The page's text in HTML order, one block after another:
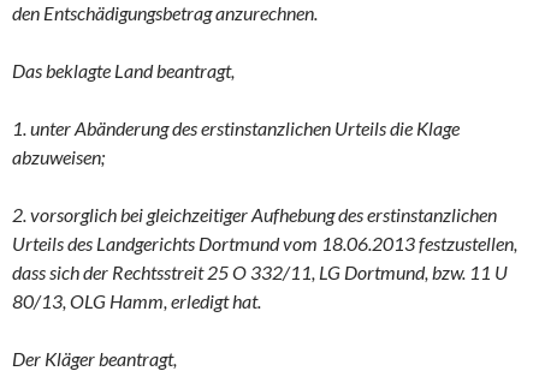
den Entschädigungsbetrag anzurechnen.
Das beklagte Land beantragt,
1. unter Abänderung des erstinstanzlichen Urteils die Klage
abzuweisen;
2. vorsorglich bei gleichzeitiger Aufhebung des erstinstanzlichen
Urteils des Landgerichts Dortmund vom 18.06.2013 festzustellen,
dass sich der Rechtsstreit 25 O 332/11, LG Dortmund, bzw. 11 U
80/13, OLG Hamm, erledigt hat.
Der Kläger beantragt,